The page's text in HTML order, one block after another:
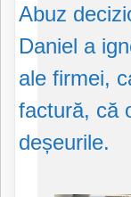
​Abuz
Daniel a
ale firmei,
factură, că
deșeurile.